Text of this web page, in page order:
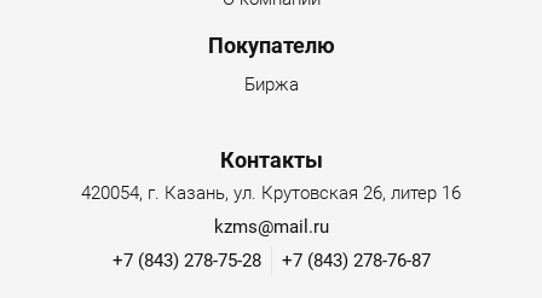
Покупателю
Биржа
Контакты
420054, г. Казань, ул. Крутовская 26, литер 16
kzms@mail.ru
+7 (843) 278-75-28
+7 (843) 278-76-87